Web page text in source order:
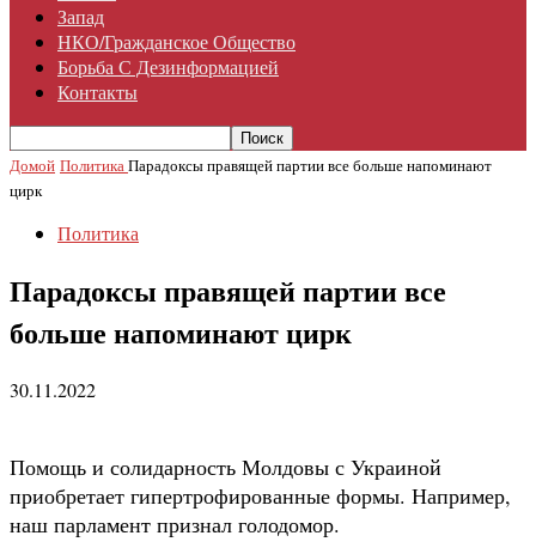
Запад
НКО/гражданское Общество
Борьба С Дезинформацией
Контакты
Домой ПолитикаПарадоксы правящей партии все больше напоминают
цирк
Политика
Парадоксы правящей партии все
больше напоминают цирк
30.11.2022
Помощь и солидарность Молдовы с Украиной
приобретает гипертрофированные формы. Например,
наш парламент признал голодомор.